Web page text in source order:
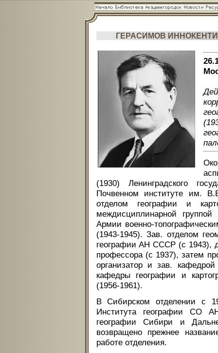
ГЕРАСИМОВ
(1930) Ленинградского
Почвенном институте им.
отделом географии и
междисциплинарной
Армии военно-
(1943-1945). Зав. отделом
географии АН СССР (с 1943),
профессора (с 1937), затем
организатор и зав.
кафедры географии и
(1956-1961).
В Сибирском отделении с
Института географии СО
географии Сибири и
возвращено прежнее
работе отделения.